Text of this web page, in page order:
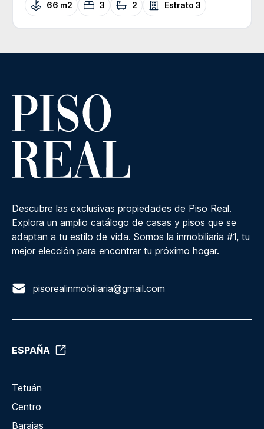
66 m2 3 2 Estrato 3
Descubre las exclusivas propiedades de Piso Real.
Explora un amplio catálogo de casas y pisos que se
adaptan a tu estilo de vida. Somos la inmobiliaria #1, tu
mejor elección para encontrar tu próximo hogar.
pisorealinmobiliaria@gmail.com
ESPAÑA
Tetuán
Centro
Barajas